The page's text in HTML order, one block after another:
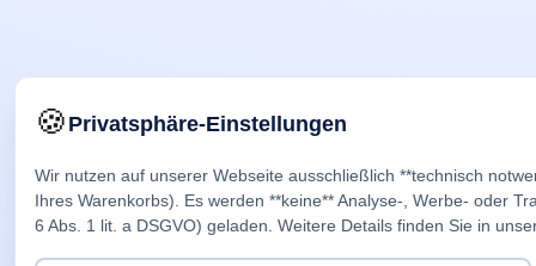
🍪Privatsphäre-Einstellungen
Wir nutzen auf unserer Webseite ausschließlich **technisch
Ihres Warenkorbs). Es werden **keine** Analyse-, Werbe- oder
6 Abs. 1 lit. a DSGVO) geladen. Weitere Details finden Sie in